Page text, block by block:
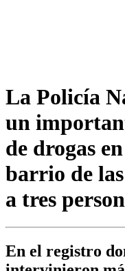
La Policía
un
de drogas
barrio de
a tres
En el registro